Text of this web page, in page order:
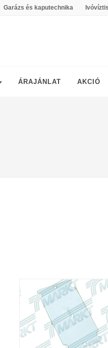
Garázs és kaputechnika
ÁRAJÁNLAT AKCIÓ